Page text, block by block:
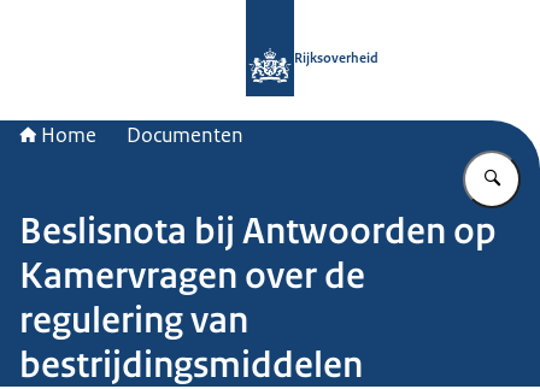
Rijksoverheid
Home Documenten
Beslisnota bij Antwoorden op
Kamervragen over de
regulering van
bestrijdingsmiddelen